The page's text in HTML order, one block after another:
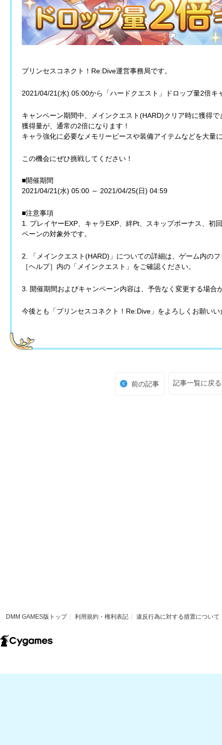
プリンセスコネクト！Re:Dive運営事務局です。
2021/04/21(水) 05:00から「ハードクエスト」ドロップ量2倍キ
キャンペーン期間中、メインクエスト(HARD)クリア時に獲得
獲得量が、通常の2倍になります！
キャラ強化に必要なメモリーピースや装備アイテムなどを大量
この機会にぜひ挑戦してください！
■開催期間
2021/04/21(水) 05:00 ～ 2021/04/25(日) 04:59
■注意事項
1. プレイヤーEXP、キャラEXP、絆Pt、スキップボーナス、
ペーンの対象外です。
2. 「メインクエスト(HARD)」についての詳細は、ゲーム内の
［ヘルプ］内の「メインクエスト」をご確認ください。
3. 開催期間およびキャンペーン内容は、予告なく変更する場合
今後とも「プリンセスコネクト！Re:Dive」をよろしくお願いい
前の記事 記事一覧に戻る
DMM GAMES版トップ 利用規約・権利表記 違反行為に対する措置について